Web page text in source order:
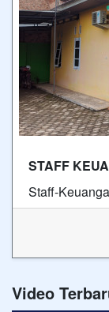
STAFF
Staff-
Video